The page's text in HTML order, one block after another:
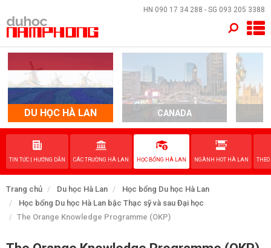
HN 090 17 34 288 - SG 093 205 3388
DU HỌC HÀ LAN CANADA
TIN TỨC | HƯỚNG DẪN CÁC TRƯỜNG HÀ LAN HỌC BỔNG HÀ LAN NGÀNH HOT HÀ LAN
Trang chủ Du học Hà Lan
Học bổng Du học Hà Lan
Học bổng Du học Hà Lan bậc Thạc sỹ và sau Đại học
The Orange Knowledge Programme (OKP)
×
TRANG CHỦ
QUỐC GIA
EVENTS
DỊCH VỤ
VỀ NAM PHONG
LIÊN HỆ